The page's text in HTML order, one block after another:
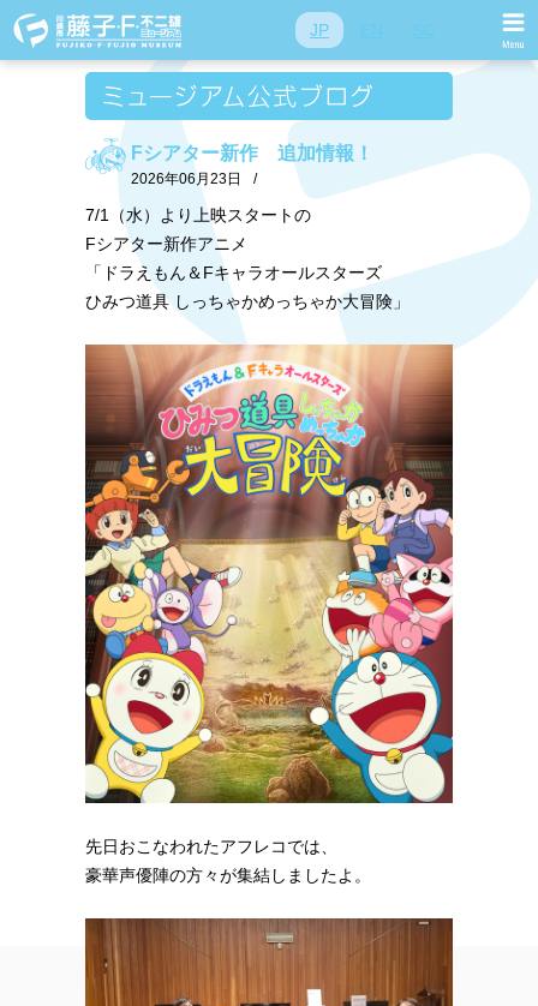
JP
Fシアター新作 追加情報！
2026年06月23日 /
7/1（水）より上映スタートの
Fシアター新作アニメ
「ドラえもん＆Fキャラオールスターズ
ひみつ道具 しっちゃかめっちゃか大冒険」
先日おこなわれたアフレコでは、
豪華声優陣の方々が集結しましたよ。